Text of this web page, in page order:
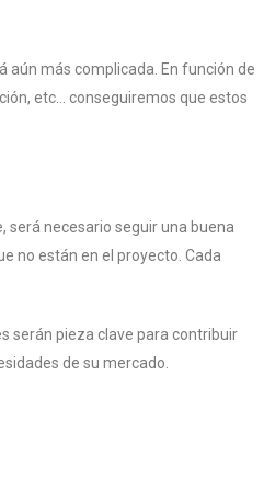
aún más complicada. En función de
etc… conseguiremos que estos
será necesario seguir una buena
no están en el proyecto. Cada
serán pieza clave para contribuir
de su mercado.